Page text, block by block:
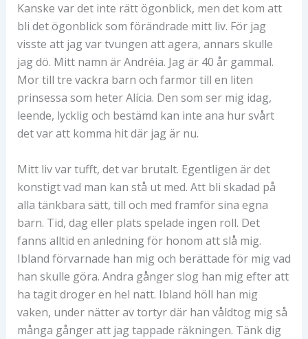
Kanske var det inte rätt ögonblick, men det kom att
bli det ögonblick som förändrade mitt liv. För jag
visste att jag var tvungen att agera, annars skulle
jag dö. Mitt namn är Andréia. Jag är 40 år gammal.
Mor till tre vackra barn och farmor till en liten
prinsessa som heter Alícia. Den som ser mig idag,
leende, lycklig och bestämd kan inte ana hur svårt
det var att komma hit där jag är nu.
Mitt liv var tufft, det var brutalt. Egentligen är det
konstigt vad man kan stå ut med. Att bli skadad på
alla tänkbara sätt, till och med framför sina egna
barn. Tid, dag eller plats spelade ingen roll. Det
fanns alltid en anledning för honom att slå mig.
Ibland förvarnade han mig och berättade för mig vad
han skulle göra. Andra gånger slog han mig efter att
ha tagit droger en hel natt. Ibland höll han mig
vaken, under nätter av tortyr där han våldtog mig så
många gånger att jag tappade räkningen. Tänk dig